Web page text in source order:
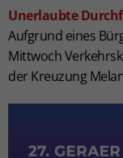
Unerlaubte
Aufgrund eines
Mittwoch
der Kreuzung